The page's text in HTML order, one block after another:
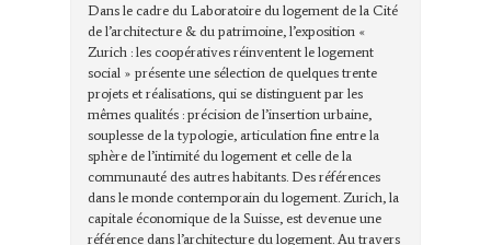
Dans le cadre du Laboratoire du logement de la Cité
de l’architecture & du patrimoine, l’exposition «
Zurich : les coopératives réinventent le logement
social » présente une sélection de quelques trente
projets et réalisations, qui se distinguent par les
mêmes qualités : précision de l’insertion urbaine,
souplesse de la typologie, articulation fine entre la
sphère de l’intimité du logement et celle de la
communauté des autres habitants. Des références
dans le monde contemporain du logement. Zurich, la
capitale économique de la Suisse, est devenue une
référence dans l’architecture du logement. Au travers